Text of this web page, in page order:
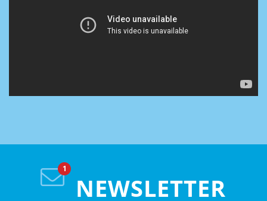
NEWSLETTER